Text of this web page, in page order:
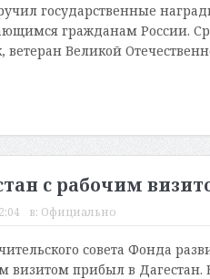
государственные
гражданам России.
Великой
с рабочим
в: Официально
совета Фонда
визитом прибыл в Дагестан.